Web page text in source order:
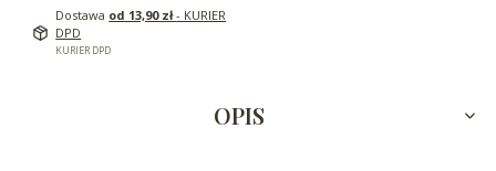
Dostawa od 13,90 zł- KURIER
DPD
KURIER DPD
OPIS